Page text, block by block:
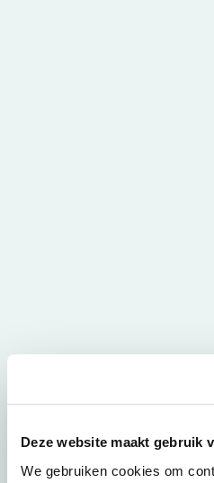
Deze website maakt gebruik
We gebruiken cookies om